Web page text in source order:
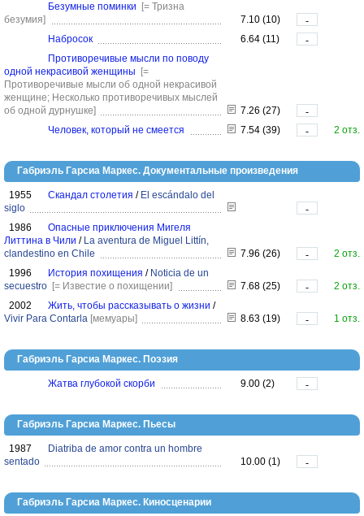
Безумные поминки
[= Тризна
безумия]
7.10 (10)
-
Набросок
6.64 (11)
-
Противоречивые мысли по поводу
одной некрасивой женщины
[=
Противоречивые мысли об одной некрасивой
женщине; Несколько противоречивых мыслей
об одной дурнушке]
7.26 (27)
-
Человек, который не смеется
7.54 (39) - 2 отз.
Габриэль Гарсиа Маркес. Документальные произведения
1955 Скандал столетия / El escándalo del
siglo
-
1986
Опасные приключения Мигеля
Литтина в Чили / La aventura de Miguel Littín,
clandestino en Chile
7.96 (26) -
2 отз.
1996
История похищения / Noticia de un
secuestro [= Известие о похищении] 7.68 (25) -
2 отз.
2002
Жить, чтобы рассказывать о жизни /
Vivir Para Contarla [мемуары] 8.63 (19) - 1 отз.
Габриэль Гарсиа Маркес. Поэзия
Жатва глубокой скорби 9.00 (2) -
Габриэль Гарсиа Маркес. Пьесы
1987
Diatriba de amor contra un hombre
sentado
10.00 (1) -
Габриэль Гарсиа Маркес. Киносценарии